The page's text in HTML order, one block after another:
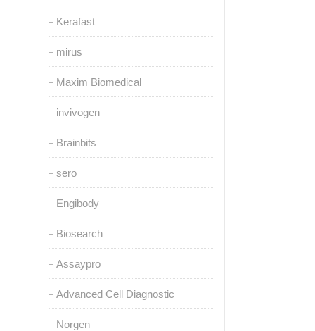
Kerafast
mirus
Maxim Biomedical
invivogen
Brainbits
sero
Engibody
Biosearch
Assaypro
Advanced Cell Diagnostic
Norgen